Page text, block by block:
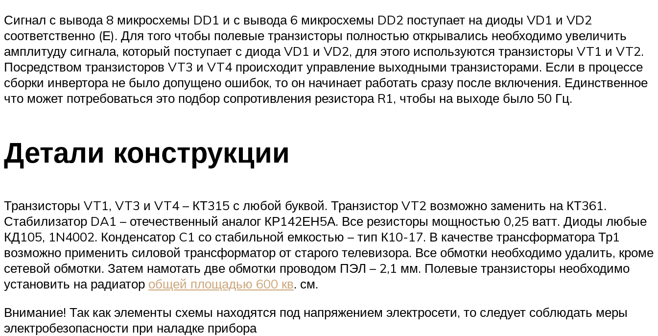
Сигнал с вывода 8 микросхемы DD1 и с вывода 6 микросхемы DD2 поступает на диоды VD1 и VD2
соответственно (Е). Для того чтобы полевые транзисторы полностью открывались необходимо увеличить
амплитуду сигнала, который поступает с диода VD1 и VD2, для этого используются транзисторы VT1 и VT2.
Посредством транзисторов VT3 и VT4 происходит управление выходными транзисторами. Если в процессе
сборки инвертора не было допущено ошибок, то он начинает работать сразу после включения. Единственное
что может потребоваться это подбор сопротивления резистора R1, чтобы на выходе было 50 Гц.
Детали конструкции
Транзисторы VT1, VT3 и VT4 – КТ315 с любой буквой. Транзистор VT2 возможно заменить на КТ361.
Стабилизатор DA1 – отечественный аналог КР142ЕН5А. Все резисторы мощностью 0,25 ватт. Диоды любые
КД105, 1N4002. Конденсатор C1 со стабильной емкостью – тип К10-17. В качестве трансформатора Тр1
возможно применить силовой трансформатор от старого телевизора. Все обмотки необходимо удалить, кроме
сетевой обмотки. Затем намотать две обмотки проводом ПЭЛ – 2,1 мм. Полевые транзисторы необходимо
установить на радиатор общей площадью 600 кв. см.
Внимание! Так как элементы схемы находятся под напряжением электросети, то следует соблюдать меры
электробезопасности при наладке прибора